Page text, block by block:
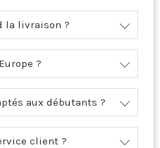
la livraison ?
?
aux débutants ?
client ?